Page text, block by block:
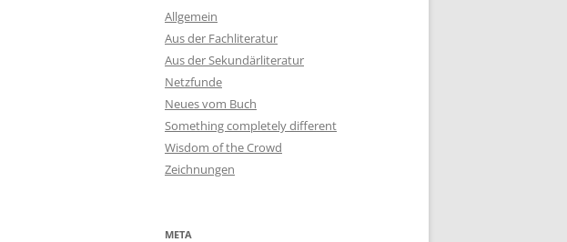
Allgemein
Aus der Fachliteratur
Aus der Sekundärliteratur
Netzfunde
Neues vom Buch
Something completely different
Wisdom of the Crowd
Zeichnungen
META